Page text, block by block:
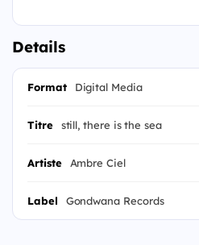
Details
Format Digital Media
Titre still, there is the sea
Artiste Ambre Ciel
Label Gondwana Records